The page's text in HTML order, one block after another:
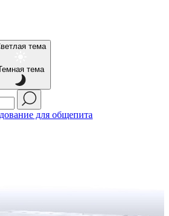
тема
тема
для общепита